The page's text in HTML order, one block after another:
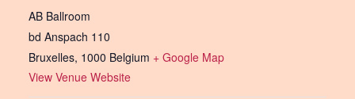
AB Ballroom
bd Anspach 110
Bruxelles, 1000 Belgium + Google Map
View Venue Website